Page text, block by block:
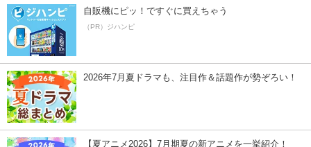
自販機にピッ！ですぐに買えちゃう
（PR）ジハンピ
2026年7月夏ドラマも、注目作＆話題作が勢ぞろい！
【夏アニメ2026】7月期夏の新アニメを一挙紹介！